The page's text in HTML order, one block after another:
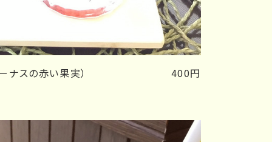
ナスの赤い果実） 400円